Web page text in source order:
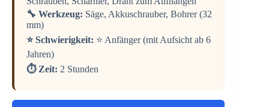
🔧 Werkzeug: Säge, Akkuschrauber, Bohrer (32
mm)
⭐ Schwierigkeit: ⭐ Anfänger (mit Aufsicht ab 6
Jahren)
⏱️ Zeit: 2 Stunden